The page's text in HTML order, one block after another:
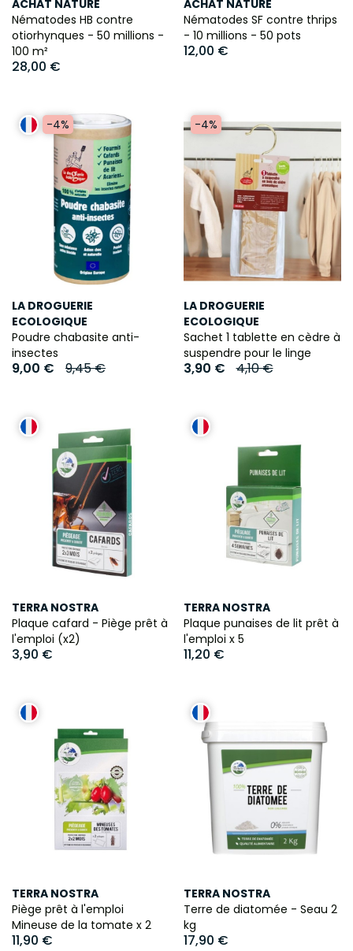
ACHAT NATURE
Nématodes HB contre
otiorhynques - 50 millions -
100 m²
28,00 €
ACHAT NATURE
Nématodes SF contre thrips
- 10 millions - 50 pots
12,00 €
-4%
LA DROGUERIE
ECOLOGIQUE
Poudre chabasite anti-
insectes
9,00 € 9,45 €
-4%
LA DROGUERIE
ECOLOGIQUE
Sachet 1 tablette en cèdre à
suspendre pour le linge
3,90 € 4,10 €
TERRA NOSTRA
Plaque cafard - Piège prêt à
l'emploi (x2)
3,90 €
TERRA NOSTRA
Plaque punaises de lit prêt à
l'emploi x 5
11,20 €
TERRA NOSTRA
Piège prêt à l'emploi
Mineuse de la tomate x 2
11,90 €
TERRA NOSTRA
Terre de diatomée - Seau 2
kg
17,90 €